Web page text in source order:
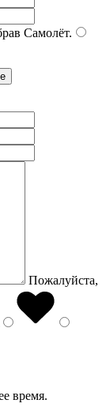
Самолёт.
Пожалуйста,
время.